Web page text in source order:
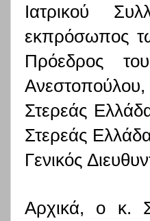
Ιατρικού
εκπρόσωπος
Πρόεδρος
Στερεάς
Στερεάς
Γενικός
Αρχικά, ο κ.